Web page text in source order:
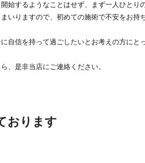
始するようなことはせず、まず一人ひとり
いりますので、初めての施術で不安をお持
自信を持って過ごしたいとお考えの方にと
、是非当店にご連絡ください。
おります